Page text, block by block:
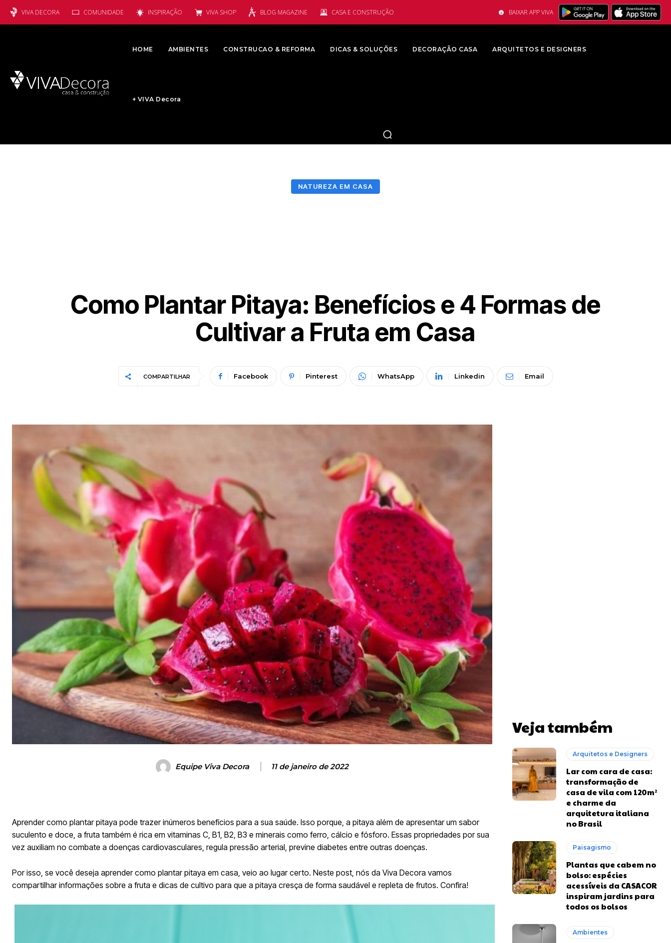
VIVA DECORA COMUNIDADE INSPIRAÇÃO VIVA SHOP BLOG MAGAZINE CASA E CONSTRUÇÃO BAIXAR APP VIVA
HOME AMBIENTES CONSTRUCAO & REFORMA DICAS & SOLUÇÕES DECORAÇÃO CASA ARQUITETOS E DESIGNERS
+ VIVA Decora
NATUREZA EM CASA
Como Plantar Pitaya: Benefícios e 4 Formas de
Cultivar a Fruta em Casa
COMPARTILHAR Facebook Pinterest WhatsApp Linkedin Email
Equipe Viva Decora 11 de janeiro de 2022
Aprender como plantar pitaya pode trazer inúmeros benefícios para a sua saúde. Isso porque, a pitaya além de apresentar um sabor
suculento e doce, a fruta também é rica em vitaminas C, B1, B2, B3 e minerais como ferro, cálcio e fósforo. Essas propriedades por sua
vez auxiliam no combate a doenças cardiovasculares, regula pressão arterial, previne diabetes entre outras doenças.
Por isso, se você deseja aprender como plantar pitaya em casa, veio ao lugar certo. Neste post, nós da Viva Decora vamos
compartilhar informações sobre a fruta e dicas de cultivo para que a pitaya cresça de forma saudável e repleta de frutos. Confira!
Veja também
Arquitetos e Designers
Lar com cara de casa:
transformação de
casa de vila com 120m²
e charme da
arquitetura italiana
no Brasil
Paisagismo
Plantas que cabem no
bolso: espécies
acessíveis da CASACOR
inspiram jardins para
todos os bolsos
Ambientes